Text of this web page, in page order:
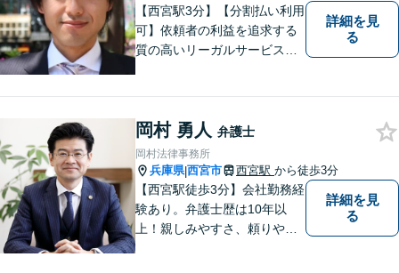
決済可】
【西宮駅3分】【分割払い利用
可】依頼者の利益を追求する
質の高いリーガルサービスを
励んで参ります。
詳細を見
る
岡村 勇人 弁護士
岡村法律事務所
兵庫県|西宮市 西宮駅 から徒歩3分
【西宮駅徒歩3分】会社勤務経
験あり。弁護士歴は10年以
上！親しみやすさ、頼りやす
詳細を見
る